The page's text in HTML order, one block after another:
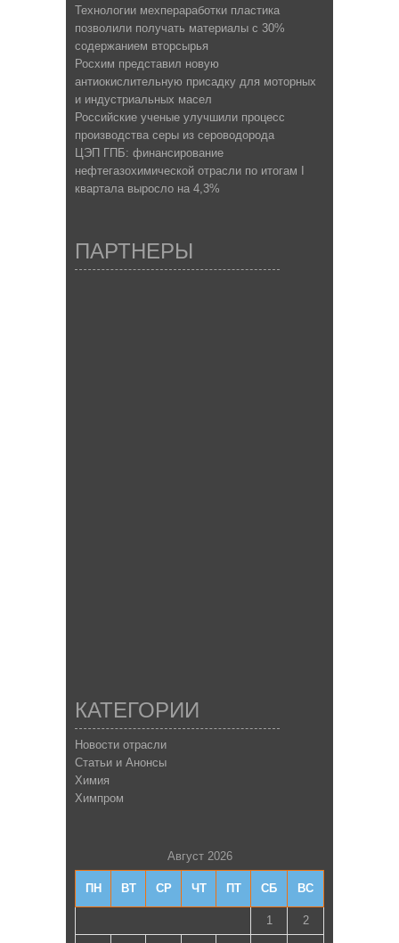
Технологии мехпераработки пластика
позволили получать материалы с 30%
содержанием вторсырья
Росхим представил новую
антиокислительную присадку для моторных
и индустриальных масел
Российские ученые улучшили процесс
производства серы из сероводорода
ЦЭП ГПБ: финансирование
нефтегазохимической отрасли по итогам I
квартала выросло на 4,3%
ПАРТНЕРЫ
КАТЕГОРИИ
Новости отрасли
Статьи и Анонсы
Химия
Химпром
Август 2026
ПН ВТ СР ЧТ ПТ СБ ВС
1 2